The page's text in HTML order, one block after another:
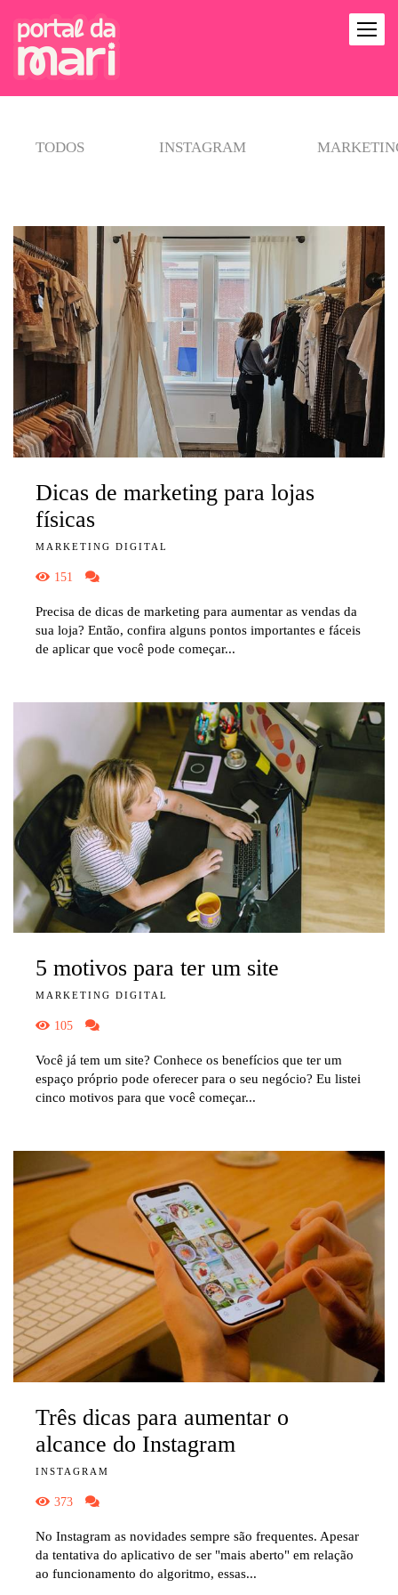
TODOS INSTAGRAM
Dicas de marketing para lojas
físicas
MARKETING DIGITAL
151
Precisa de dicas de marketing para aumentar as vendas da
sua loja? Então, confira alguns pontos importantes e fáceis
de aplicar que você pode começar...
5 motivos para ter um site
MARKETING DIGITAL
105
Você já tem um site? Conhece os benefícios que ter um
espaço próprio pode oferecer para o seu negócio? Eu listei
cinco motivos para que você começar...
Três dicas para aumentar o
alcance do Instagram
INSTAGRAM
373
No Instagram as novidades sempre são frequentes. Apesar
da tentativa do aplicativo de ser "mais aberto" em relação
ao funcionamento do algoritmo, essas...